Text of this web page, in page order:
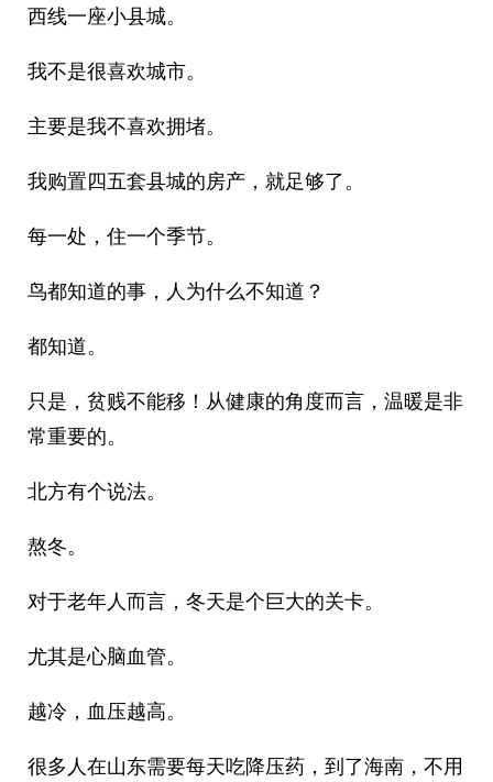
西线一座小县城。
我不是很喜欢城市。
主要是我不喜欢拥堵。
我购置四五套县城的房产，就足够了。
每一处，住一个季节。
鸟都知道的事，人为什么不知道？
都知道。
只是，贫贱不能移！从健康的角度而言，温暖是非
常重要的。
北方有个说法。
熬冬。
对于老年人而言，冬天是个巨大的关卡。
尤其是心脑血管。
越冷，血压越高。
很多人在山东需要每天吃降压药，到了海南，不用